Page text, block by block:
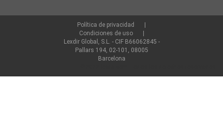
Política de privacidad
Condiciones de uso
Lexdir Global, S.L. - CIF B66062845 -
Pallars 194, 02-101, 08005
Barcelona